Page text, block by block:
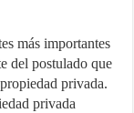
más importantes
del postulado que
privada.
privada